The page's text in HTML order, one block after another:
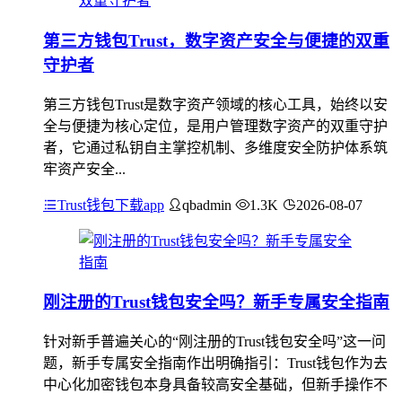
第三方钱包Trust，数字资产安全与便捷的双重
守护者
第三方钱包Trust是数字资产领域的核心工具，始终以安
全与便捷为核心定位，是用户管理数字资产的双重守护
者，它通过私钥自主掌控机制、多维度安全防护体系筑
牢资产安全...
Trust钱包下载app qbadmin 1.3K 2026-08-07
刚注册的Trust钱包安全吗？新手专属安全指南
针对新手普遍关心的“刚注册的Trust钱包安全吗”这一问
题，新手专属安全指南作出明确指引：Trust钱包作为去
中心化加密钱包本身具备较高安全基础，但新手操作不